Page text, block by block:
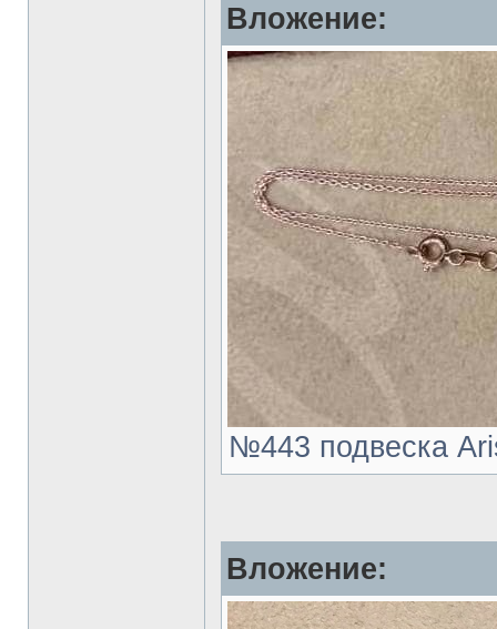
Вложение:
№443 подвеска
Вложение: